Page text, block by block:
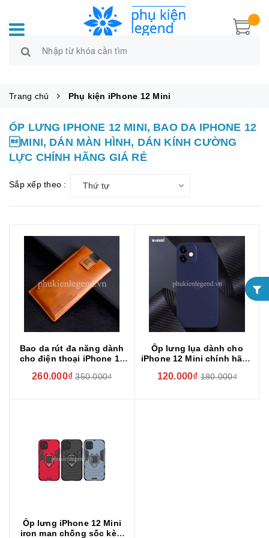
Trang chủ Phụ kiện iPhone 12 Mini
ỐP LƯNG IPHONE 12 MINI, BAO DA IPHONE 12
MINI, DÁN MÀN HÌNH, DÁN KÍNH CƯỜNG
LỰC CHÍNH HÃNG GIÁ RẺ
Sắp xếp theo : Thứ tự
Bao da rút đa năng dành
cho điện thoại iPhone 12
dạng ví
260.000₫ 350.000₫
Ốp lưng lụa dành cho
iPhone 12 Mini chính hãng
120.000₫ 180.000₫
Ốp lưng iPhone 12 Mini
iron man chống sốc kèm